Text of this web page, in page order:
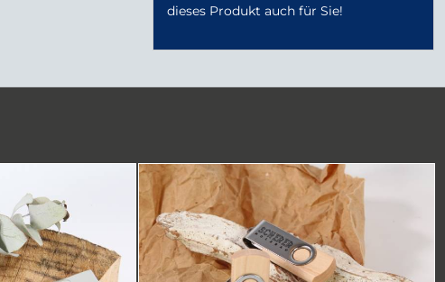
dieses Produkt auch für Sie!